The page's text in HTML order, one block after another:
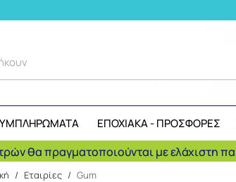
στην ίδια ο
ΕΠΟΧΙΑΚΑ - ΠΡΟΣΦΟΡΕΣ
θα πραγματοποιούνται με ελάχιστη
/ Εταιρίες / Gum